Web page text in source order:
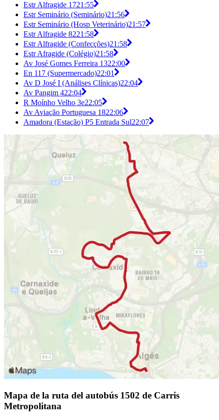
Estr Alfragide 1721:55
Estr Seminário (Seminário)21:56
Estr Seminário (Hosp Veterinário)21:57
Estr Alfragide 8221:58
Estr Alfragide (Confecções)21:58
Estr Afragide (Colégio)21:58
Av José Gomes Ferreira 1322:00
En 117 (Supermercado)22:01
Av D José I (Análises Clínicas)22:04
Av Pangim 422:04
R Moínho Velho 3e22:05
Av Aviação Portuguesa 1822:06
Amadora (Estação) P5 Entrada Sul22:07
Mapa de la ruta del autobús 1502 de Carris
Metropolitana